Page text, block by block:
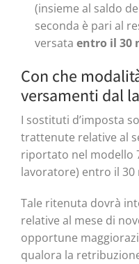
(insieme al saldo
seconda è pari al
versata entro il 30
Con che
versamenti dal
I sostituti d’imposta
trattenute relative al
riportato nel modello
lavoratore) entro il 30
Tale ritenuta dovrà
relative al mese di
opportune
qualora la